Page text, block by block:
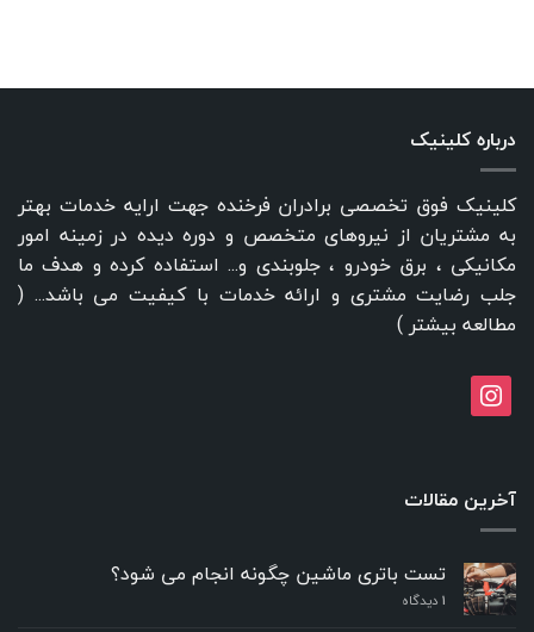
درباره کلینیک
کلینیک فوق تخصصی برادران فرخنده جهت ارایه خدمات بهتر
به مشتریان از نیروهای متخصص و دوره دیده در زمینه امور
مکانیکی ، برق خودرو ، جلوبندی و... استفاده کرده و هدف ما
جلب رضایت مشتری و ارائه خدمات با کیفیت می باشد... (
مطالعه بیشتر )
instagram
آخرین مقالات
تست باتری ماشین چگونه انجام می شود؟
۱ دیدگاه